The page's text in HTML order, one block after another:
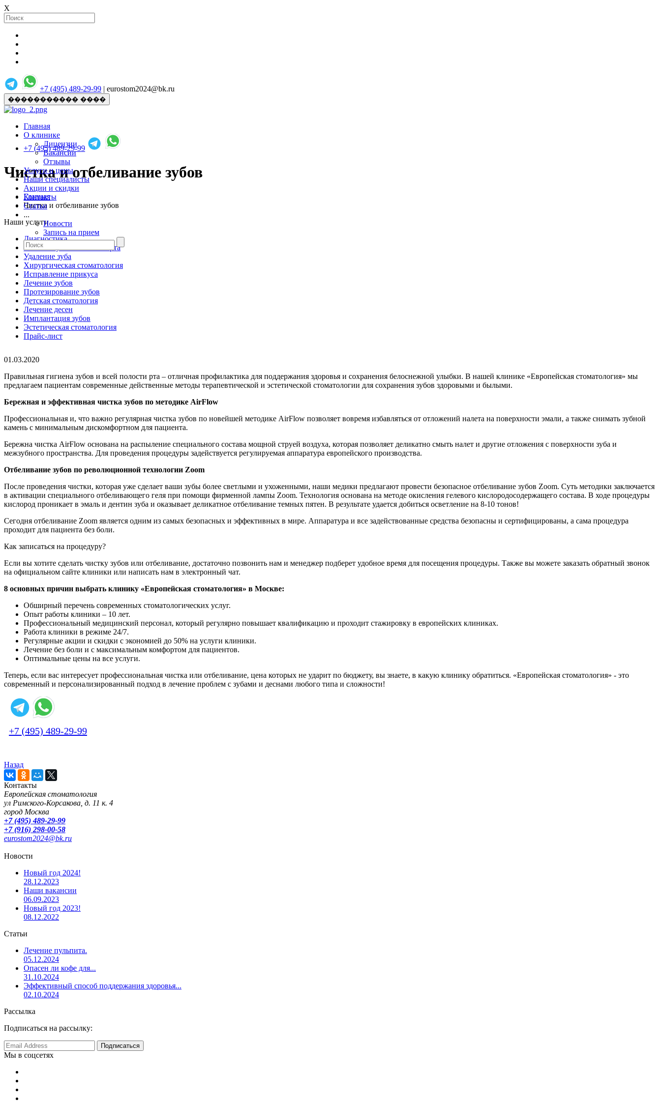
X
+7 (495) 489-29-99 | eurostom2024@bk.ru
����������� ����
Главная
О клинике
Лицензии
Вакансии
Отзывы
Услуги и цены
Наши специалисты
Акции и скидки
Контакты
Статьи
...
Новости
Запись на прием
+7 (495) 489-29-99
Чистка и отбеливание зубов
Главная
Чистка и отбеливание зубов
Наши услуги
Диагностика
Гигиена зубов и полости рта
Удаление зуба
Хирургическая стоматология
Исправление прикуса
Лечение зубов
Протезирование зубов
Детская стоматология
Лечение десен
Имплантация зубов
Эстетическая стоматология
Прайс-лист
01.03.2020
Правильная гигиена зубов и всей полости рта – отличная профилактика для поддержания здоровья и сохранения белоснежной улыбки. В нашей клинике «Европейская стоматология» мы
предлагаем пациентам современные действенные методы терапевтической и эстетической стоматологии для сохранения зубов здоровыми и былыми.
Бережная и эффективная чистка зубов по методике AirFlow
Профессиональная и, что важно регулярная чистка зубов по новейшей методике AirFlow позволяет вовремя избавляться от отложений налета на поверхности эмали, а также снимать зубной
камень с минимальным дискомфортном для пациента.
Бережна чистка AirFlow основана на распыление специального состава мощной струей воздуха, которая позволяет деликатно смыть налет и другие отложения с поверхности зуба и
межзубного пространства. Для проведения процедуры задействуется регулируемая аппаратура европейского производства.
Отбеливание зубов по революционной технологии Zoom
После проведения чистки, которая уже сделает ваши зубы более светлыми и ухоженными, наши медики предлагают провести безопасное отбеливание зубов Zoom. Суть методики заключается
в активации специального отбеливающего геля при помощи фирменной лампы Zoom. Технология основана на методе окисления гелевого кислородосодержащего состава. В ходе процедуры
кислород проникает в эмаль и дентин зуба и оказывает деликатное отбеливание темных пятен. В результате удается добиться осветление на 8-10 тонов!
Сегодня отбеливание Zoom является одним из самых безопасных и эффективных в мире. Аппаратура и все задействованные средства безопасны и сертифицированы, а сама процедура
проходит для пациента без боли.
Как записаться на процедуру?
Если вы хотите сделать чистку зубов или отбеливание, достаточно позвонить нам и менеджер подберет удобное время для посещения процедуры. Также вы можете заказать обратный звонок
на официальном сайте клиники или написать нам в электронный чат.
8 основных причин выбрать клинику «Европейская стоматология» в Москве:
Обширный перечень современных стоматологических услуг.
Опыт работы клиники – 10 лет.
Профессиональный медицинский персонал, который регулярно повышает квалификацию и проходит стажировку в европейских клиниках.
Работа клиники в режиме 24/7.
Регулярные акции и скидки с экономией до 50% на услуги клиники.
Лечение без боли и с максимальным комфортом для пациентов.
Оптимальные цены на все услуги.
Теперь, если вас интересует профессиональная чистка или отбеливание, цена которых не ударит по бюджету, вы знаете, в какую клинику обратиться. «Европейская стоматология» - это
современный и персонализированный подход в лечение проблем с зубами и деснами любого типа и сложности!
+7 (495) 489-29-99
Назад
Контакты
Европейская стоматология
ул Римского-Корсакова, д. 11 к. 4
город Москва
+7 (495) 489-29-99
+7 (916) 298-00-58
eurostom2024@bk.ru
Новости
Новый год 2024!
28.12.2023
Наши вакансии
06.09.2023
Новый год 2023!
08.12.2022
Статьи
Лечение пульпита.
05.12.2024
Опасен ли кофе для...
31.10.2024
Эффективный способ поддержания здоровья...
02.10.2024
Рассылка
Подписаться на рассылку:
Мы в соцсетях